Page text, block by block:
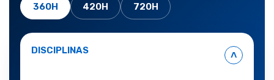
360H 420H 720H
DISCIPLINAS ˄